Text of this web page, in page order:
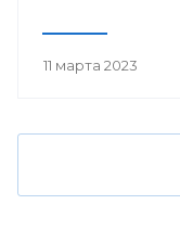
11 марта 2023